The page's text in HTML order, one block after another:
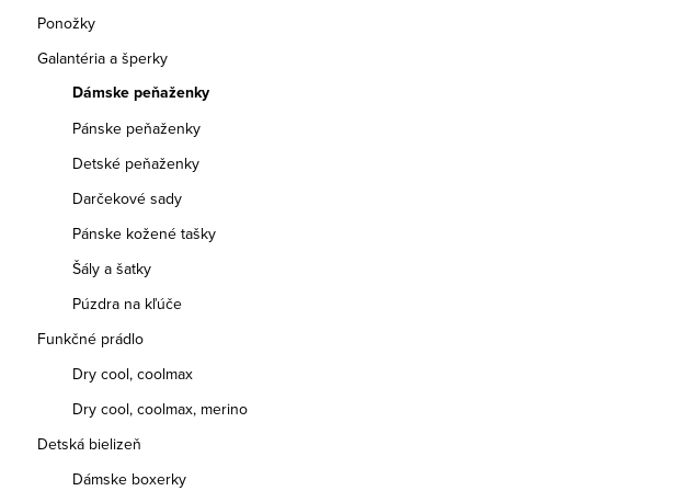
Ponožky
Galantéria a šperky
Dámske peňaženky
Pánske peňaženky
Detské peňaženky
Darčekové sady
Pánske kožené tašky
Šály a šatky
Púzdra na kľúče
Funkčné prádlo
Dry cool, coolmax
Dry cool, coolmax, merino
Detská bielizeň
Dámske boxerky